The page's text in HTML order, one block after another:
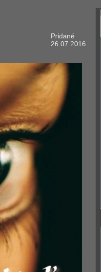
Pridané
26.07.2016